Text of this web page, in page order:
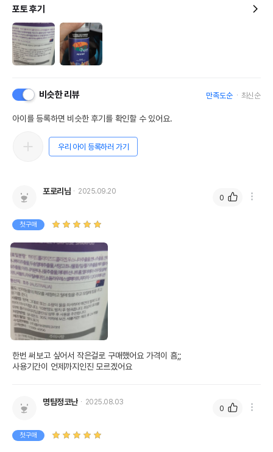
상품 필수 정보
품명 및 모델명
플러쉬퍼피 쁘띠 내추럴 올 퍼포즈 샴푸
법에 의한 인증,허가 등을
받았음을 확인할수 있는
포토 후기
비슷한 리뷰 만족도순 최신순
아이를 등록하면 비슷한 후기를 확인할 수 있어요.
우리 아이 등록하러 가기
포로리님 2025.09.20
첫구매
한번 써보고 싶어서 작은걸로 구매했어요 가격이 흠;;
사용기간이 언제까지인진 모르겠어요
0
명탐정코난 2025.08.03
첫구매
0